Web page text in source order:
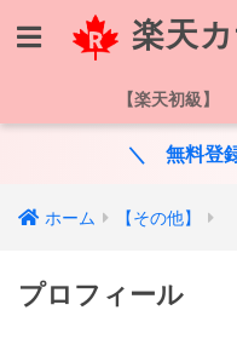
楽天
【楽天初級】
＼ 無料登
ホーム 【その他】
プロフィール